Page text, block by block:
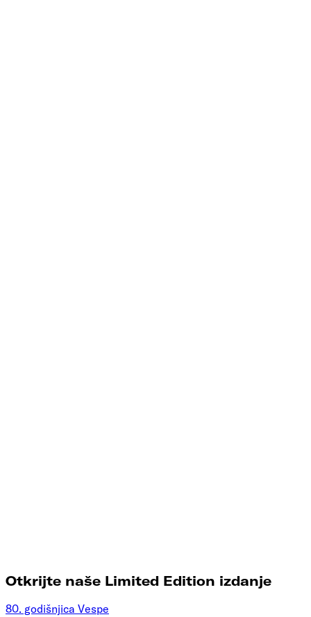
Otkrijte naše Limited Edition izdanje
80. godišnjica Vespe